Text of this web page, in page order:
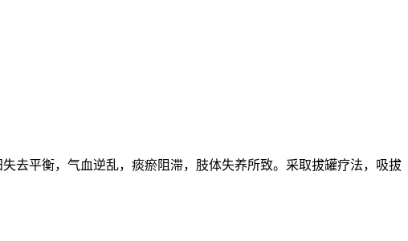
去平衡，气血逆乱，痰瘀阻滞，肢体失养所致。采取拔罐疗法，吸拔